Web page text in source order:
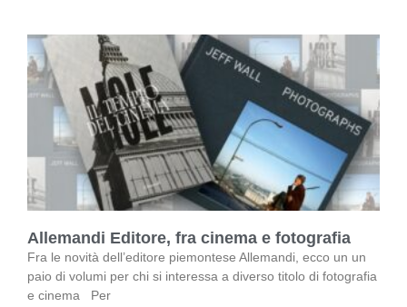
Allemandi Editore, fra cinema e fotografia
Fra le novità dell’editore piemontese Allemandi, ecco un un
paio di volumi per chi si interessa a diverso titolo di fotografia
e cinema Per